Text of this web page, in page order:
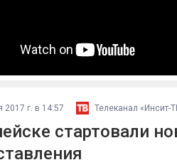
2017 г. в 14:57 Телеканал «Инсит-
стартовали